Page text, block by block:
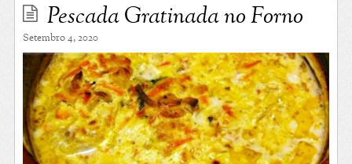
Pescada Gratinada no Forno
Setembro 4, 2020